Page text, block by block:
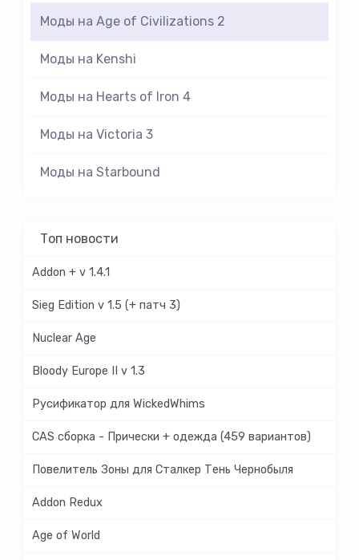
Моды на Age of Civilizations 2
Моды на Kenshi
Моды на Hearts of Iron 4
Моды на Victoria 3
Моды на Starbound
Топ новости
Addon + v 1.4.1
Sieg Edition v 1.5 (+ патч 3)
Nuclear Age
Bloody Europe II v 1.3
Русификатор для WickedWhims
CAS сборка - Прически + одежда (459 вариантов)
Повелитель Зоны для Сталкер Тень Чернобыля
Addon Redux
Age of World